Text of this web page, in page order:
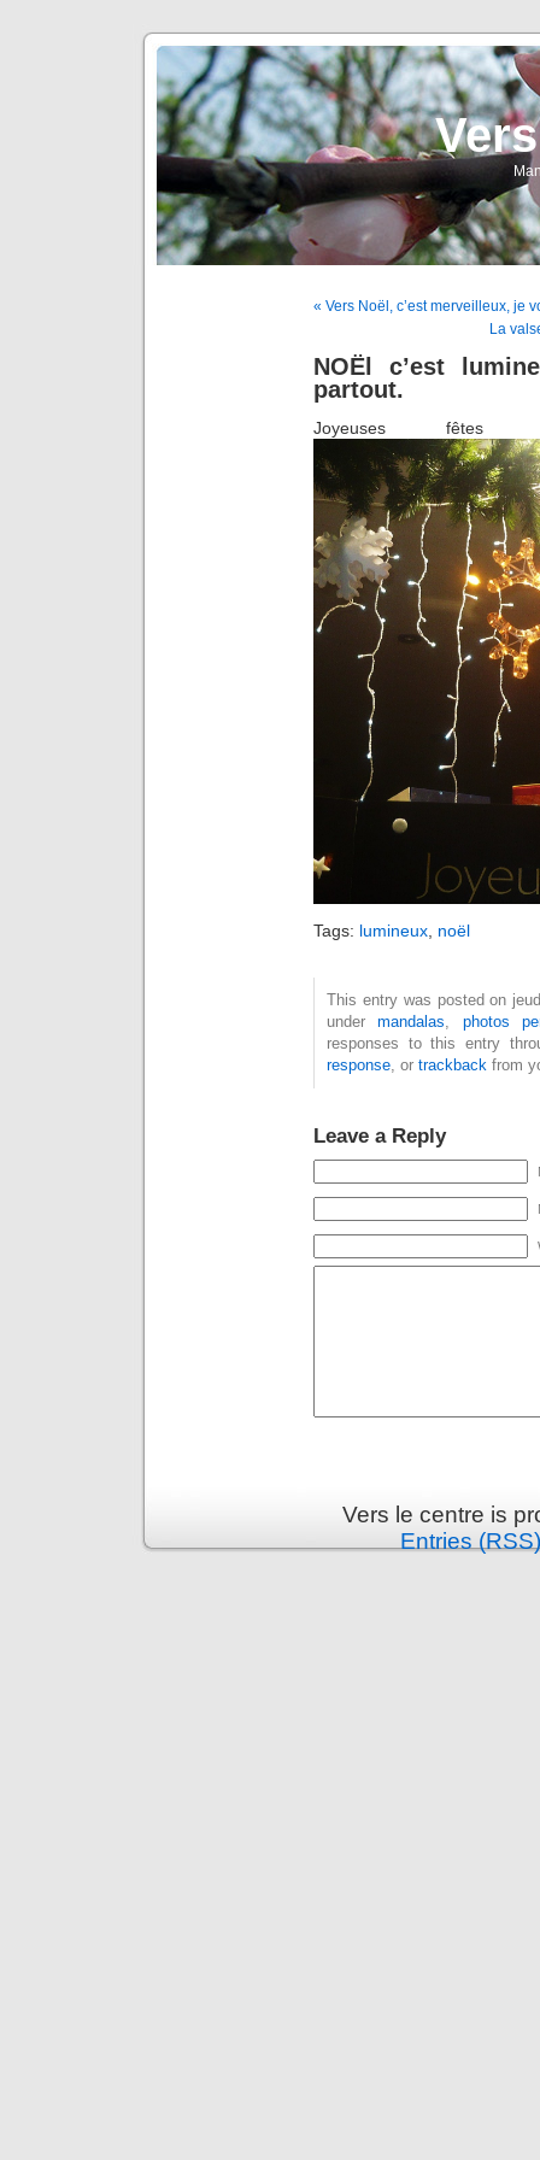
« Vers Noël, c’est merveilleux, je
La
NOËl c’est
partout.
Joyeuses
Tags: lumineux noël
This entry was posted on
undermandalas
photos
responses to this entry
response , or trackback from
Leave a Reply
Vers le centre is
Entries (RSS)